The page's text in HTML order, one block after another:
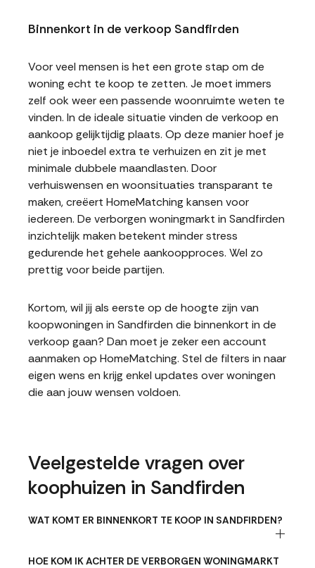
Binnenkort in de verkoop Sandfirden
Voor veel mensen is het een grote stap om de
woning echt te koop te zetten. Je moet immers
zelf ook weer een passende woonruimte weten te
vinden. In de ideale situatie vinden de verkoop en
aankoop gelijktijdig plaats. Op deze manier hoef je
niet je inboedel extra te verhuizen en zit je met
minimale dubbele maandlasten. Door
verhuiswensen en woonsituaties transparant te
maken, creëert HomeMatching kansen voor
iedereen. De verborgen woningmarkt in Sandfirden
inzichtelijk maken betekent minder stress
gedurende het gehele aankoopproces. Wel zo
prettig voor beide partijen.
Kortom, wil jij als eerste op de hoogte zijn van
koopwoningen in Sandfirden die binnenkort in de
verkoop gaan? Dan moet je zeker een account
aanmaken op HomeMatching. Stel de filters in naar
eigen wens en krijg enkel updates over woningen
die aan jouw wensen voldoen.
Veelgestelde vragen over
koophuizen in Sandfirden
WAT KOMT ER BINNENKORT TE KOOP IN SANDFIRDEN?
HOE KOM IK ACHTER DE VERBORGEN WONINGMARKT